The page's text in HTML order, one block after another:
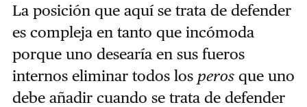
La posición que aquí se trata de defender
es compleja en tanto que incómoda
porque uno desearía en sus fueros
internos eliminar todos los perosque uno
debe añadir cuando se trata de defender